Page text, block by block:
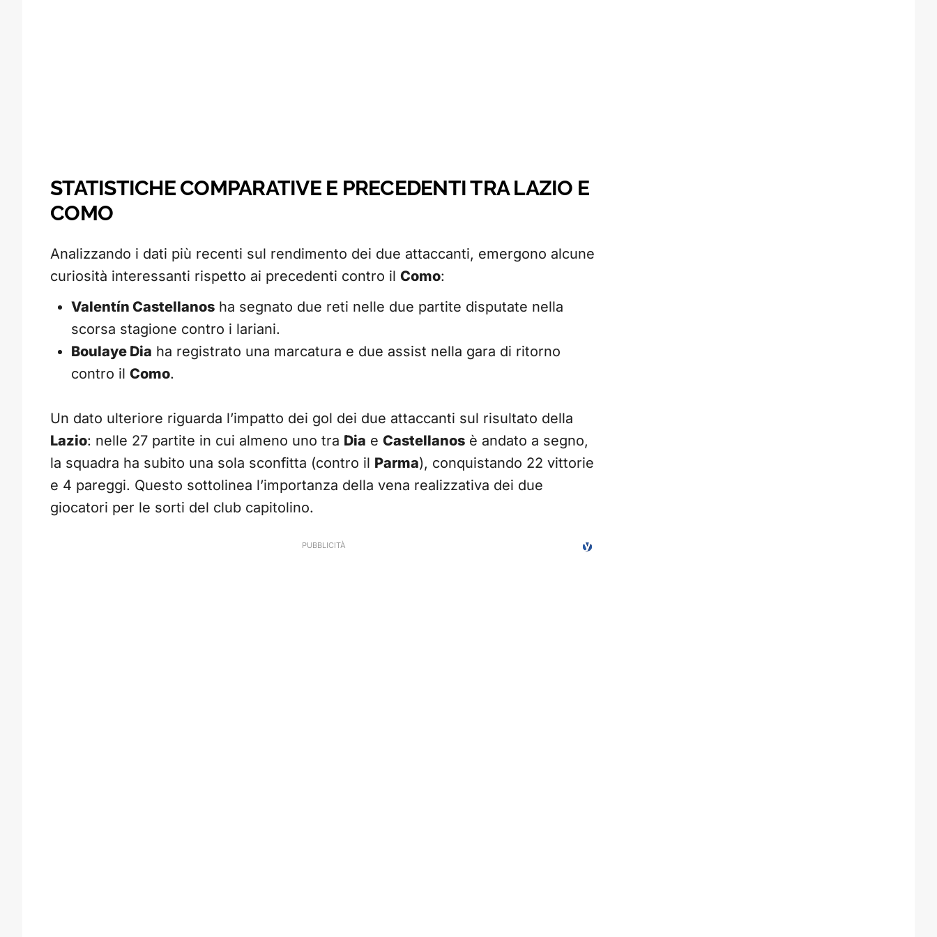
STATISTICHE COMPARATIVE E PRECEDENTI TRA LAZIO E
COMO
Analizzando i dati più recenti sul rendimento dei due attaccanti, emergono alcune
curiosità interessanti rispetto ai precedenti contro il Como:
Valentín Castellanos ha segnato due reti nelle due partite disputate nella
scorsa stagione contro i lariani.
Boulaye Dia ha registrato una marcatura e due assist nella gara di ritorno
contro il Como.
Un dato ulteriore riguarda l’impatto dei gol dei due attaccanti sul risultato della
Lazio: nelle 27 partite in cui almeno uno tra Dia e Castellanos è andato a segno,
la squadra ha subito una sola sconfitta (contro il Parma), conquistando 22 vittorie
e 4 pareggi. Questo sottolinea l’importanza della vena realizzativa dei due
giocatori per le sorti del club capitolino.